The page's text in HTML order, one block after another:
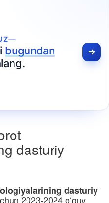
bugundan
dasturiy
dasturiy
2023-2024 o‘quv